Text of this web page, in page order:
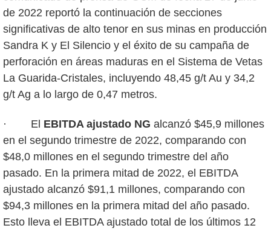
de 2022 reportó la continuación de secciones
significativas de alto tenor en sus minas en producción
Sandra K y El Silencio y el éxito de su campaña de
perforación en áreas maduras en el Sistema de Vetas
La Guarida-Cristales, incluyendo 48,45 g/t Au y 34,2
g/t Ag a lo largo de 0,47 metros.
· El EBITDA ajustado NG alcanzó $45,9 millones
en el segundo trimestre de 2022, comparando con
$48,0 millones en el segundo trimestre del año
pasado. En la primera mitad de 2022, el EBITDA
ajustado alcanzó $91,1 millones, comparando con
$94,3 millones en la primera mitad del año pasado.
Esto lleva el EBITDA ajustado total de los últimos 12